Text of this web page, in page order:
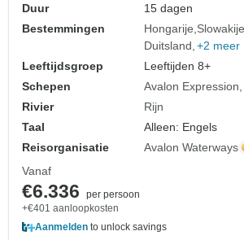
Duur
15 dagen
Bestemmingen
Hongarije Slowakije
Duitsland +2 meer
Leeftijdsgroep
Leeftijden 8+
Schepen
Avalon Expression
Rivier
Rijn
Taal
Alleen: Engels
Reisorganisatie
Avalon Waterways
Vanaf
€6.336
per persoon
+€401 aanloopkosten
Aanmelden to unlock savings